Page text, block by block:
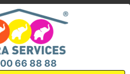
66 88 88